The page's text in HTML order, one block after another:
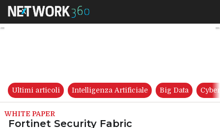
Fortinet Security Fabric
Ultimi articoli Intelligenza Artificiale Big Data
WHITE PAPER
Fortinet Security Fabric